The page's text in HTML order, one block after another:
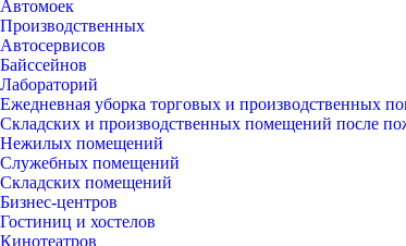
Автомоек
Производственных
Автосервисов
Байссейнов
Лабораторий
Ежедневная уборка торговых и производственных
Складских и производственных помещений после
Нежилых помещений
Служебных помещений
Складских помещений
Бизнес-центров
Гостиниц и хостелов
Кинотеатров